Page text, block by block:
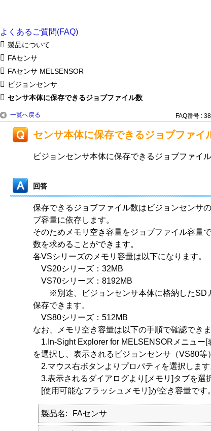
よくあるご質問(FAQ)
製品について
FAセンサ
FAセンサ MELSENSOR
ビジョンセンサ
センサ本体に保存できるジョブファイル数
一覧へ戻る FAQ番号 :
センサ本体に保存できるジョブファイ
ビジョンセンサ本体に保存できるジョブファイ
回答
保存できるジョブファイル数はビジョンセンサ
ブ容量に依存します。
そのためメモリ空き容量をジョブファイル容量
数を求めることができます。
各VSシリーズのメモリ容量は以下になります。
VS20シリーズ：32MB
VS70シリーズ：8192MB
※別途、ビジョンセンサ本体に格納したSD
保存できます。
VS80シリーズ：512MB
なお、メモリ空き容量は以下の手順で確認できま
1.In-Sight Explorer for MELSENSORメニュー[
を選択し、表示されるビジョンセンサ（VS80等
2.マウス右ボタンよりプロパティを選択します
3.表示されるダイアログより[メモリ]タブを選
[使用可能なフラッシュメモリ]が空き容量です。
製品名 FAセンサ